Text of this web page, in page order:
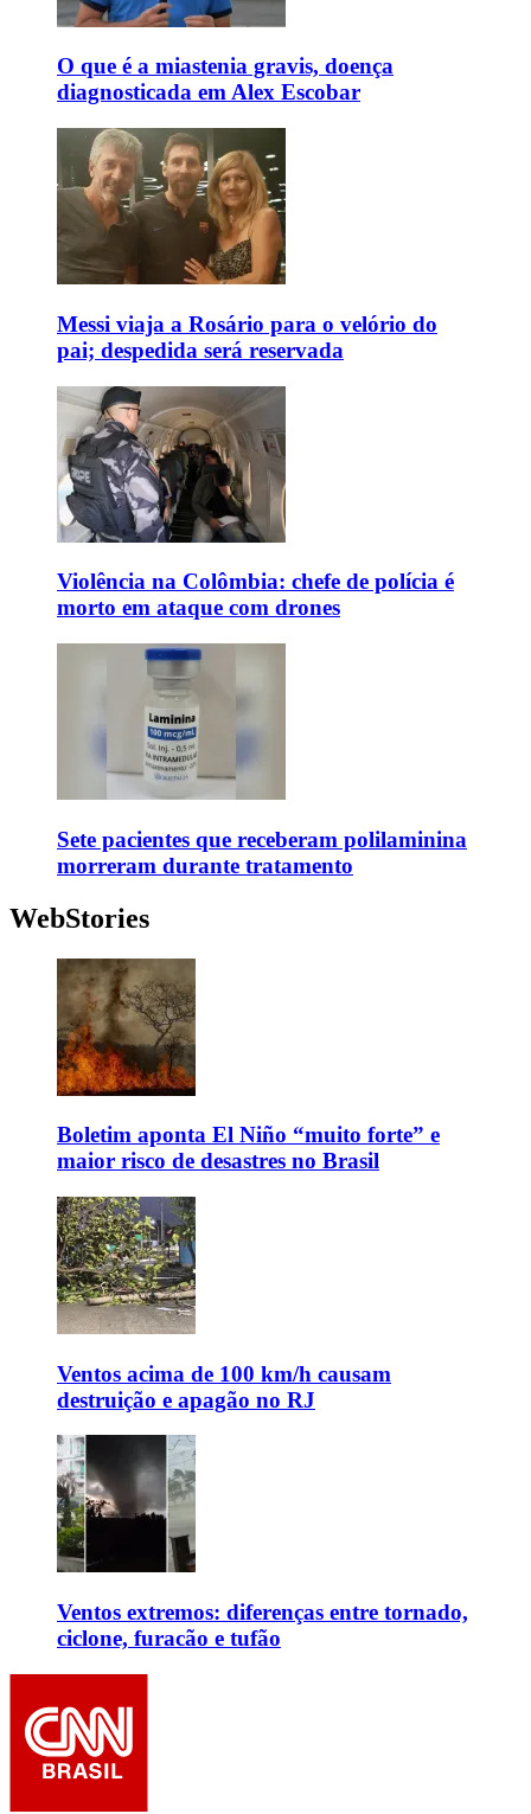
O que é a miastenia gravis, doença
diagnosticada em Alex Escobar
Messi viaja a Rosário para o velório do
pai; despedida será reservada
Violência na Colômbia: chefe de polícia é
morto em ataque com drones
Sete pacientes que receberam polilaminina
morreram durante tratamento
WebStories
Boletim aponta El Niño “muito forte” e
maior risco de desastres no Brasil
Ventos acima de 100 km/h causam
destruição e apagão no RJ
Ventos extremos: diferenças entre tornado,
ciclone, furacão e tufão